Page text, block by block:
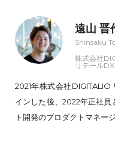
遠山 晋
Shinsaku
株式会社
リテール
2021年株式会社
インした後、2022年正社員
ト開発のプロダクトマネー